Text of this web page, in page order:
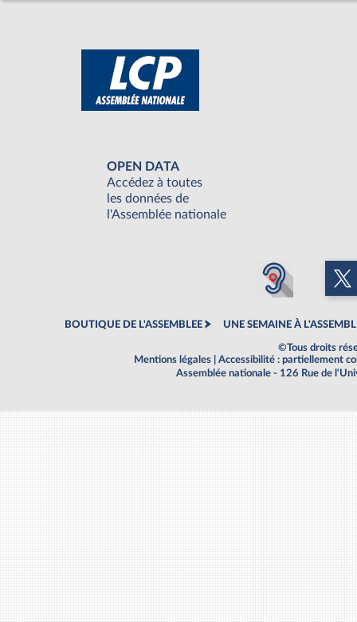
OPEN DATA
Accédez à toutes
les données de
l'Assemblée nationale
BOUTIQUE DE L'ASSEMBLEE UNE SEMAINE À
©Tous droits
Mentions légales
Accessibilité : partiellement
Assemblée nationale - 126 Rue de